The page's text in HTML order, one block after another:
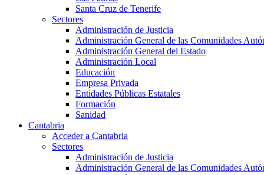
Santa Cruz de Tenerife
Sectores
Administración de Justicia
Administración General de las Comunidades
Administración General del Estado
Administración Local
Educación
Empresa Privada
Entidades Públicas Estatales
Formación
Sanidad
Cantabria
Acceder a Cantabria
Sectores
Administración de Justicia
Administración General de las Comunidades